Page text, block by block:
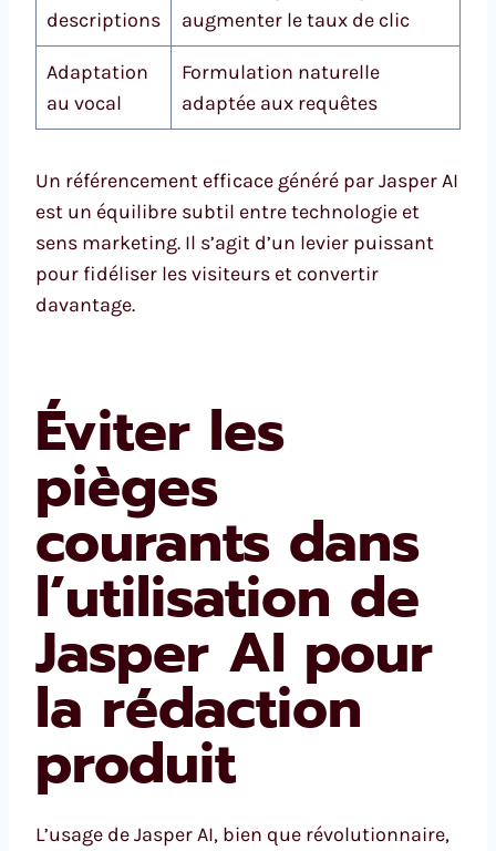
descriptions
augmenter le taux de clic
Adaptation
au vocal
Formulation naturelle
adaptée aux requêtes
Un référencement efficace généré par Jasper AI
est un équilibre subtil entre technologie et
sens marketing. Il s’agit d’un levier puissant
pour fidéliser les visiteurs et convertir
davantage.
Éviter les
pièges
courants dans
l’utilisation de
Jasper AI pour
la rédaction
produit
L’usage de Jasper AI, bien que révolutionnaire,